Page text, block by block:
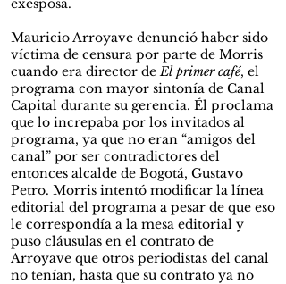
exesposa.
Mauricio Arroyave denunció haber sido
víctima de censura por parte de Morris
cuando era director deEl primer café, el
programa con mayor sintonía de Canal
Capital durante su gerencia. Él proclama
que lo increpaba por los invitados al
programa, ya que no eran “amigos del
canal” por ser contradictores del
entonces alcalde de Bogotá, Gustavo
Petro. Morris intentó modificar la línea
editorial del programa a pesar de que eso
le correspondía a la mesa editorial y
puso cláusulas en el contrato de
Arroyave que otros periodistas del canal
no tenían, hasta que su contrato ya no